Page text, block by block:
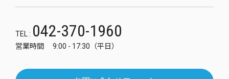
TEL : 042-370-1960
営業時間 9:00 - 17:30（平日）